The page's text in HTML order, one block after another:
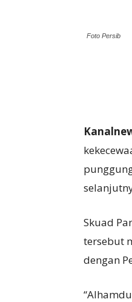
Foto Persib
Skuad
tersebut
dengan